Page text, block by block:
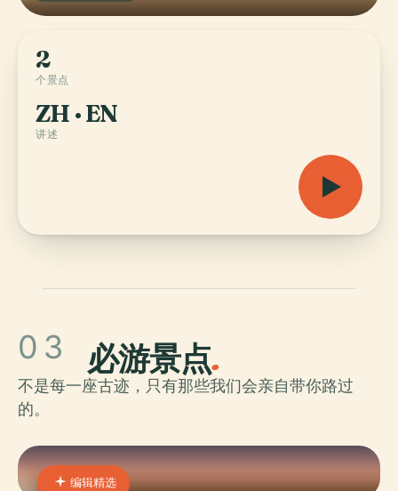
2
个景点
ZH · EN
讲述
03 必游景点.
不是每一座古迹，只有那些我们会亲自带你路过
的。
编辑精选